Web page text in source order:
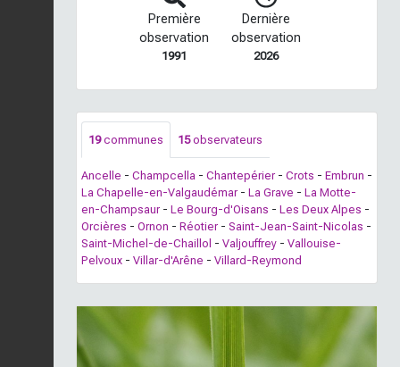
Première
observation
1991
Dernière
observation
2026
19communes 15observateurs
Ancelle - Champcella - Chantepérier - Crots - Embrun -
La Chapelle-en-Valgaudémar - La Grave - La Motte-
en-Champsaur - Le Bourg-d'Oisans - Les Deux Alpes -
Orcières - Ornon - Réotier - Saint-Jean-Saint-Nicolas -
Saint-Michel-de-Chaillol - Valjouffrey - Vallouise-
Pelvoux - Villar-d'Arêne - Villard-Reymond